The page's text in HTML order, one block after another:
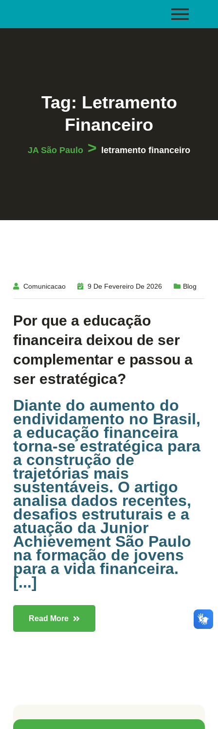
Tag: Letramento
Financeiro
JA São Paulo > letramento financeiro
Comunicacao 9 De Fevereiro De 2026 Blog
Por que a educação
financeira deixou de ser
complementar e passou a
ser estratégica?
Diante do aumento do
endividamento no Brasil,
a educação financeira
torna-se estratégica para
a construção de
trajetórias mais
sustentáveis. O artigo
analisa dados recentes,
desafios estruturais e a
atuação da Junior
Achievement São Paulo
na formação de jovens
para a vida financeira.
[...]
Read More